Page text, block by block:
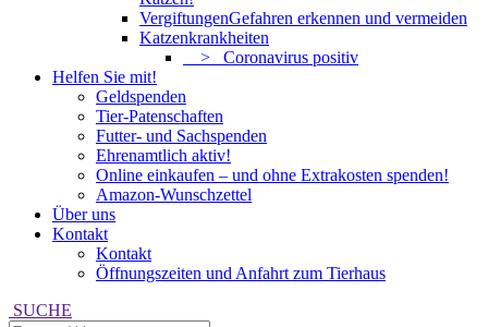
VergiftungenGefahren erkennen und vermeiden
Katzenkrankheiten
> Coronavirus positiv
Helfen Sie mit!
Geldspenden
Tier-Patenschaften
Futter- und Sachspenden
Ehrenamtlich aktiv!
Online einkaufen – und ohne Extrakosten spenden!
Amazon-Wunschzettel
Über uns
Kontakt
Kontakt
Öffnungszeiten und Anfahrt zum Tierhaus
Search:
SUCHE